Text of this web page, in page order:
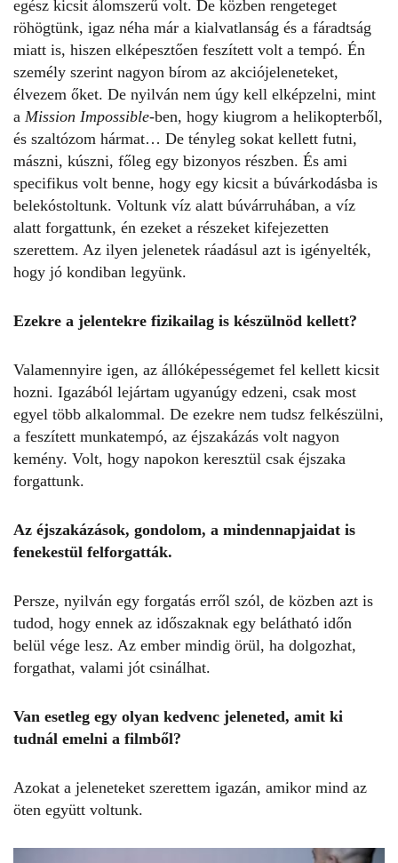
egész kicsit álomszerű volt. De közben rengeteget
röhögtünk, igaz néha már a kialvatlanság és a fáradtság
miatt is, hiszen elképesztően feszített volt a tempó. Én
személy szerint nagyon bírom az akciójeleneteket,
élvezem őket. De nyilván nem úgy kell elképzelni, mint
a Mission Impossible-ben, hogy kiugrom a helikopterből,
és szaltózom hármat… De tényleg sokat kellett futni,
mászni, kúszni, főleg egy bizonyos részben. És ami
specifikus volt benne, hogy egy kicsit a búvárkodásba is
belekóstoltunk. Voltunk víz alatt búvárruhában, a víz
alatt forgattunk, én ezeket a részeket kifejezetten
szerettem. Az ilyen jelenetek ráadásul azt is igényelték,
hogy jó kondiban legyünk.
Ezekre a jelentekre fizikailag is készülnöd kellett?
Valamennyire igen, az állóképességemet fel kellett kicsit
hozni. Igazából lejártam ugyanúgy edzeni, csak most
egyel több alkalommal. De ezekre nem tudsz felkészülni,
a feszített munkatempó, az éjszakázás volt nagyon
kemény. Volt, hogy napokon keresztül csak éjszaka
forgattunk.
Az éjszakázások, gondolom, a mindennapjaidat is
fenekestül felforgatták.
Persze, nyilván egy forgatás erről szól, de közben azt is
tudod, hogy ennek az időszaknak egy belátható időn
belül vége lesz. Az ember mindig örül, ha dolgozhat,
forgathat, valami jót csinálhat.
Van esetleg egy olyan kedvenc jeleneted, amit ki
tudnál emelni a filmből?
Azokat a jeleneteket szerettem igazán, amikor mind az
öten együtt voltunk.